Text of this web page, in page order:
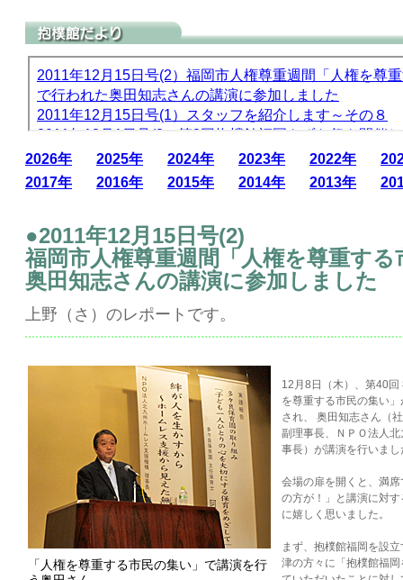
2026年 2025年 2024年 2023年 2022年
2017年
2016年 2015年 2014年 2013年
●2011年12月15日号(2)
福岡市人権尊重週間「人権を尊重す
奥田知志さんの講演に参加しました
上野（さ）のレポートです。
「人権を尊重する市民の集い」で講演を行
12月8日（木）、第40
を尊重する市民の集い
され、 奥田知志さん（
副理事長、ＮＰＯ法人
事長）が講演を行いまし
会場の扉を開くと、満
の方が！」と講演に対
に嬉しく思いました。
まず、抱樸館福岡を設
津の方々に「抱樸館福